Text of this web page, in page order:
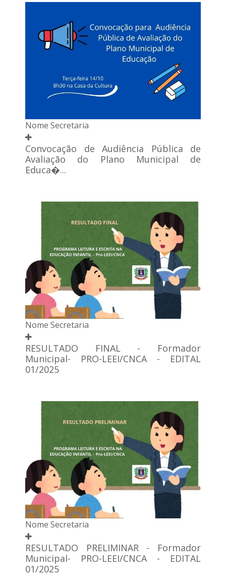
Nome Secretaria
Convocação de Audiência Pública de
Avaliação do Plano Municipal de
Educa�...
Nome Secretaria
RESULTADO FINAL - Formador
Municipal- PRO-LEEI/CNCA - EDITAL
01/2025
Nome Secretaria
RESULTADO PRELIMINAR - Formador
Municipal- PRO-LEEI/CNCA - EDITAL
01/2025